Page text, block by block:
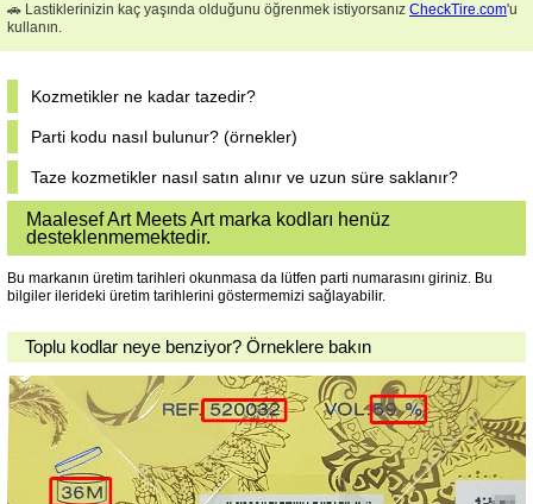
🚗 Lastiklerinizin kaç yaşında olduğunu öğrenmek istiyorsanız CheckTire.com'u
kullanın.
Kozmetikler ne kadar tazedir?
Parti kodu nasıl bulunur? (örnekler)
Taze kozmetikler nasıl satın alınır ve uzun süre saklanır?
Maalesef Art Meets Art marka kodları henüz
desteklenmemektedir.
Bu markanın üretim tarihleri ​​okunmasa da lütfen parti numarasını giriniz. Bu
bilgiler ilerideki üretim tarihlerini göstermemizi sağlayabilir.
Toplu kodlar neye benziyor? Örneklere bakın